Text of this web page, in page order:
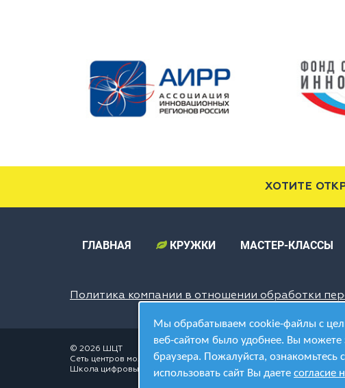
ХОТИТЕ
ГЛАВНАЯ КРУЖКИ МАСТЕР-КЛАССЫ
Политика компании в отношении обработки
© 2026 ШЦТ
Сеть центров молодёжного инновационного творчества
Школа цифровых технологий
Мы обрабатываем cookie-файлы с
веб-сайтом было удобнее. Вы можете
браузера. Пожалуйста, ознакомьтесь с
использовать сайт Вы даете согласие